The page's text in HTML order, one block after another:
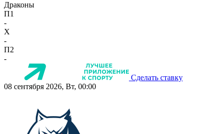
Драконы
П1
-
X
-
П2
-
Сделать ставку
08 сентября 2026, Вт, 00:00